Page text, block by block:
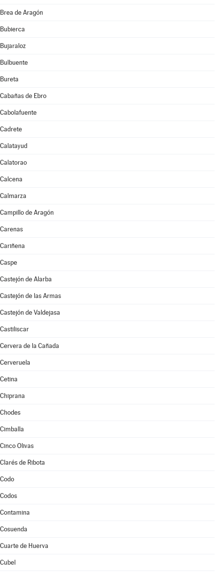
Brea de Aragón
Bubierca
Bujaraloz
Bulbuente
Bureta
Cabañas de Ebro
Cabolafuente
Cadrete
Calatayud
Calatorao
Calcena
Calmarza
Campillo de Aragón
Carenas
Cariñena
Caspe
Castejón de Alarba
Castejón de las Armas
Castejón de Valdejasa
Castiliscar
Cervera de la Cañada
Cerveruela
Cetina
Chiprana
Chodes
Cimballa
Cinco Olivas
Clarés de Ribota
Codo
Codos
Contamina
Cosuenda
Cuarte de Huerva
Cubel